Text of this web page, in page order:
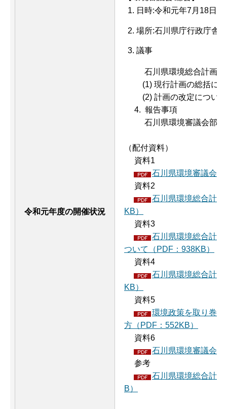
令和元年度の開催状況
日時:令和元年7月18日
場所:石川県庁行政庁舎
議事
石川県環境総合計画の
(1) 現行計画の総括に
(2) 計画の改定について
4. 報告事項
石川県環境審議会部会
（配付資料）
資料1
石川県環境審議会
資料2
石川県環境総合計
KB）
資料3
石川県環境総合計
ついて（PDF：938KB）
資料4
石川県環境総合計
KB）
資料5
環境政策を取り巻
方（PDF：552KB）
資料6
石川県環境審議会
参考
石川県環境総合計
B）